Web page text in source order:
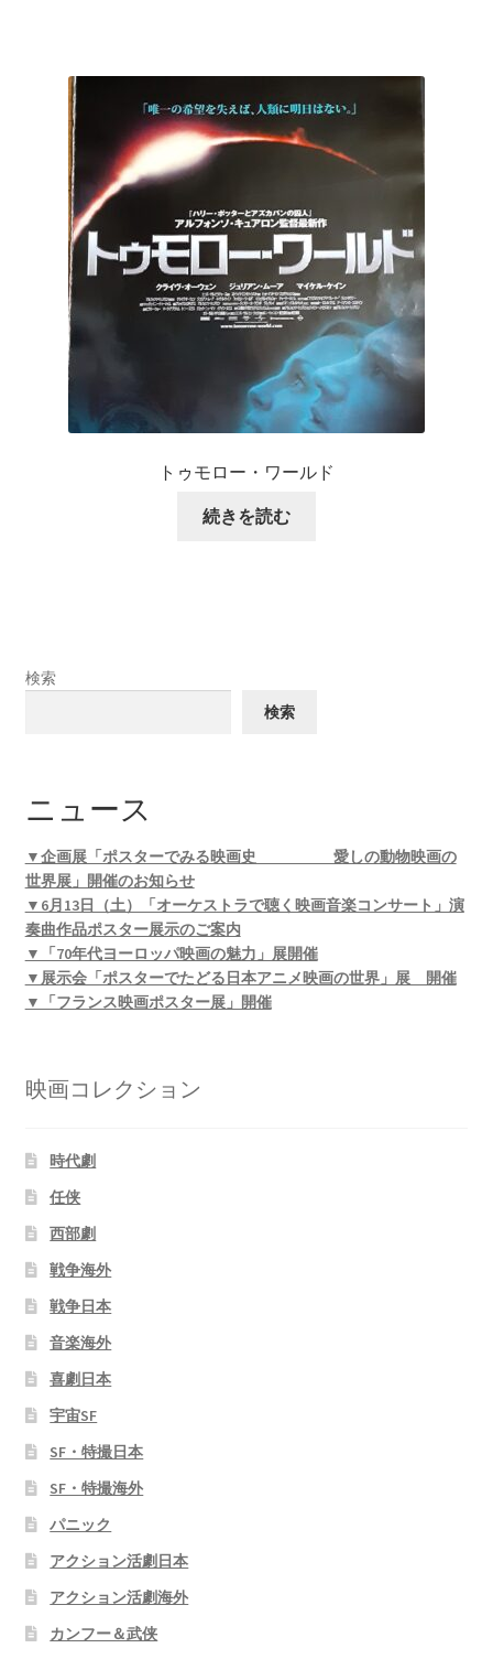
トゥモロー・ワールド
続きを読む
検索
検索
ニュース
▼企画展「ポスターでみる映画史 愛しの動物映画の
世界展」開催のお知らせ
▼6月13日（土）「オーケストラで聴く映画音楽コンサート」演
奏曲作品ポスター展示のご案内
▼「70年代ヨーロッパ映画の魅力」展開催
▼展示会「ポスターでたどる日本アニメ映画の世界」展 開催
▼「フランス映画ポスター展」開催
映画コレクション
時代劇
任侠
西部劇
戦争海外
戦争日本
音楽海外
喜劇日本
宇宙SF
SF・特撮日本
SF・特撮海外
パニック
アクション活劇日本
アクション活劇海外
カンフー＆武侠